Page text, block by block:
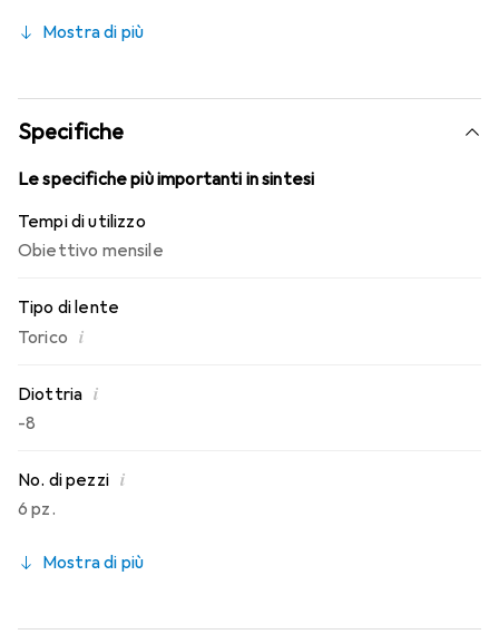
HydraGlyde Moisture Matrix e la conosciuta tecnologia
indossabilità che conosci. Comfort e assenza di fastidi per
tutto il giorno con le lenti mensili.
Mostra di più
Specifiche
Le specifiche più importanti in sintesi
Tempi di utilizzo
Obiettivo mensile
Tipo di lente
Torico i
Diottria i
-8
No. di pezzi i
6 pz.
Mostra di più